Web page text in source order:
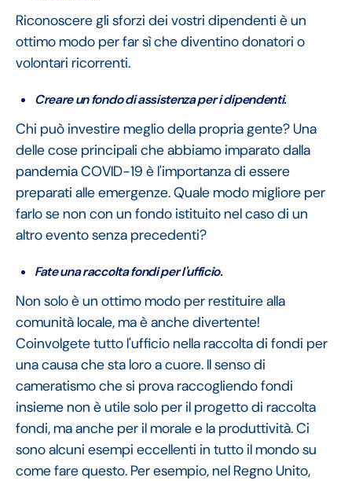
Riconoscere gli sforzi dei vostri dipendenti è un
ottimo modo per far sì che diventino donatori o
volontari ricorrenti.
Creare un fondo di assistenza per i dipendenti.
Chi può investire meglio della propria gente? Una
delle cose principali che abbiamo imparato dalla
pandemia COVID-19 è l'importanza di essere
preparati alle emergenze. Quale modo migliore per
farlo se non con un fondo istituito nel caso di un
altro evento senza precedenti?
Fate una raccolta fondi per l'ufficio.
Non solo è un ottimo modo per restituire alla
comunità locale, ma è anche divertente!
Coinvolgete tutto l'ufficio nella raccolta di fondi per
una causa che sta loro a cuore. Il senso di
cameratismo che si prova raccogliendo fondi
insieme non è utile solo per il progetto di raccolta
fondi, ma anche per il morale e la produttività. Ci
sono alcuni esempi eccellenti in tutto il mondo su
come fare questo. Per esempio, nel Regno Unito,